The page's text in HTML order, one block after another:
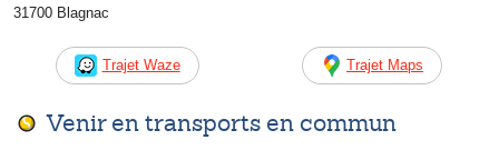
31700 Blagnac
Trajet Waze Trajet Maps
Venir en transports en commun